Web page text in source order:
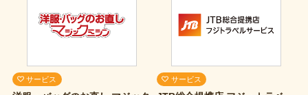
サービス サービス